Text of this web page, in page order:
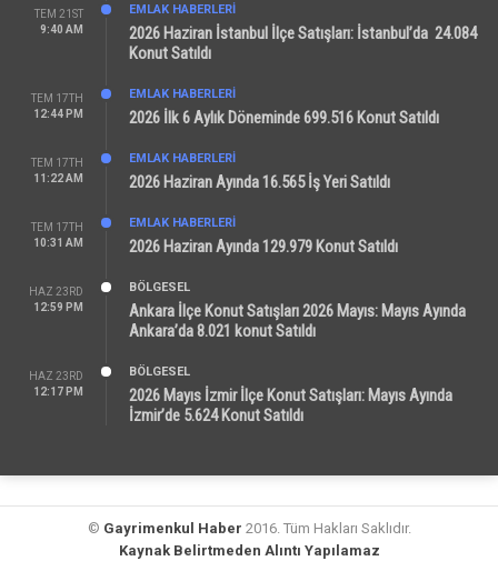
TEM 21ST
9:40 AM
EMLAK HABERLERI
2026 Haziran İstanbul İlçe Satışları: İstanbul’da 24.084
Konut Satıldı
TEM 17TH
12:44 PM
EMLAK HABERLERI
2026 İlk 6 Aylık Döneminde 699.516 Konut Satıldı
TEM 17TH
11:22 AM
EMLAK HABERLERI
2026 Haziran Ayında 16.565 İş Yeri Satıldı
TEM 17TH
10:31 AM
EMLAK HABERLERI
2026 Haziran Ayında 129.979 Konut Satıldı
HAZ 23RD
12:59 PM
BÖLGESEL
Ankara İlçe Konut Satışları 2026 Mayıs: Mayıs Ayında
Ankara’da 8.021 konut Satıldı
HAZ 23RD
12:17 PM
BÖLGESEL
2026 Mayıs İzmir İlçe Konut Satışları: Mayıs Ayında
İzmir’de 5.624 Konut Satıldı
© Gayrimenkul Haber 2016. Tüm Hakları Saklıdır.
Kaynak Belirtmeden Alıntı Yapılamaz